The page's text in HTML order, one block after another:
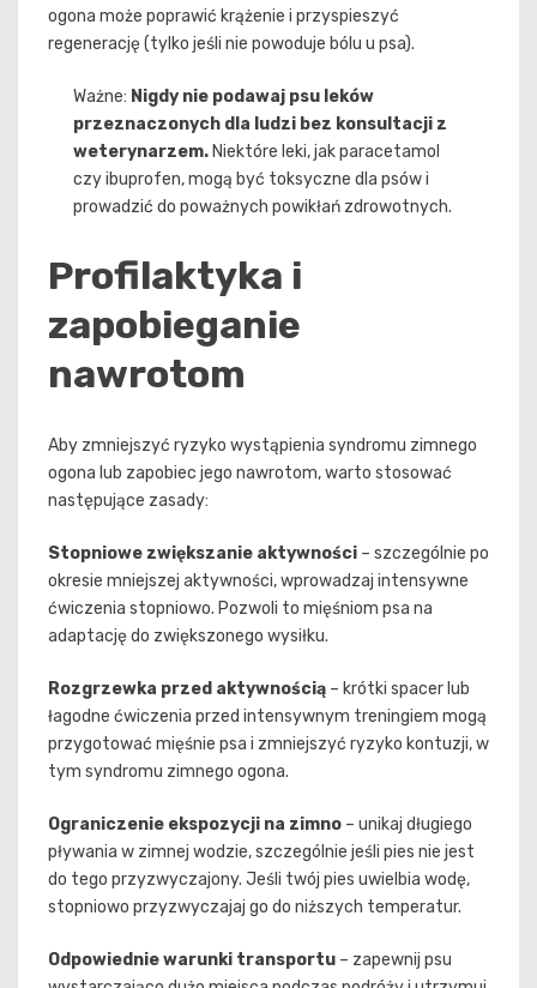
ogona może poprawić krążenie i przyspieszyć
regenerację (tylko jeśli nie powoduje bólu u psa).
Ważne: Nigdy nie podawaj psu leków
przeznaczonych dla ludzi bez konsultacji z
weterynarzem. Niektóre leki, jak paracetamol
czy ibuprofen, mogą być toksyczne dla psów i
prowadzić do poważnych powikłań zdrowotnych.
Profilaktyka i
zapobieganie
nawrotom
Aby zmniejszyć ryzyko wystąpienia syndromu zimnego
ogona lub zapobiec jego nawrotom, warto stosować
następujące zasady:
Stopniowe zwiększanie aktywności – szczególnie po
okresie mniejszej aktywności, wprowadzaj intensywne
ćwiczenia stopniowo. Pozwoli to mięśniom psa na
adaptację do zwiększonego wysiłku.
Rozgrzewka przed aktywnością – krótki spacer lub
łagodne ćwiczenia przed intensywnym treningiem mogą
przygotować mięśnie psa i zmniejszyć ryzyko kontuzji, w
tym syndromu zimnego ogona.
Ograniczenie ekspozycji na zimno – unikaj długiego
pływania w zimnej wodzie, szczególnie jeśli pies nie jest
do tego przyzwyczajony. Jeśli twój pies uwielbia wodę,
stopniowo przyzwyczajaj go do niższych temperatur.
Odpowiednie warunki transportu – zapewnij psu